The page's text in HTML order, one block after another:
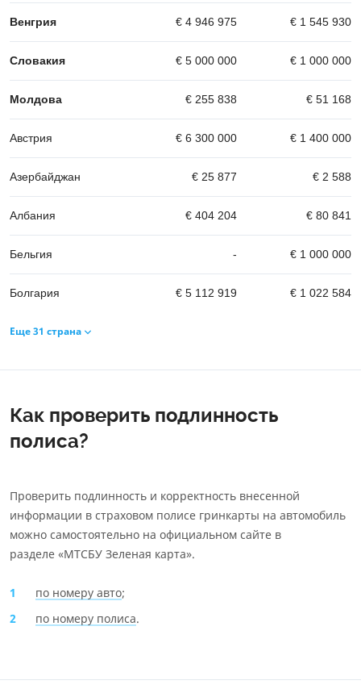
Венгрия € 4 946 975 € 1 545 930
Словакия € 5 000 000 € 1 000 000
Молдова € 255 838 € 51 168
Австрия € 6 300 000 € 1 400 000
Азербайджан € 25 877 € 2 588
Албания € 404 204 € 80 841
Бельгия - € 1 000 000
Болгария € 5 112 919 € 1 022 584
Еще 31 страна
Как проверить подлинность
полиса?
Проверить подлинность и корректность внесенной
информации в страховом полисе гринкарты на автомобиль
можно самостоятельно на официальном сайте в
разделе «МТСБУ Зеленая карта».
по номеру авто;
по номеру полиса.